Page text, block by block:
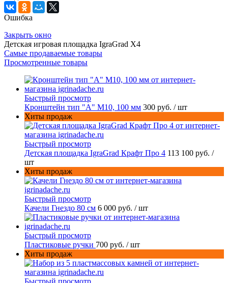
Ошибка
Закрыть окно
Детская игровая площадка IgraGrad X4
Самые продаваемые товары
Просмотренные товары
Быстрый просмотр
Кронштейн тип "A" M10, 100 мм 300 руб. / шт
Хиты продаж
Быстрый просмотр
Детская площадка IgraGrad Крафт Про 4 113 100 руб. /
шт
Хиты продаж
Быстрый просмотр
Качели Гнездо 80 см 6 000 руб. / шт
Быстрый просмотр
Пластиковые ручки 700 руб. / шт
Хиты продаж